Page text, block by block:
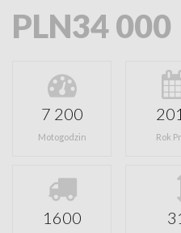
PLN34 000
7 200
Motogodzin Rok
1600